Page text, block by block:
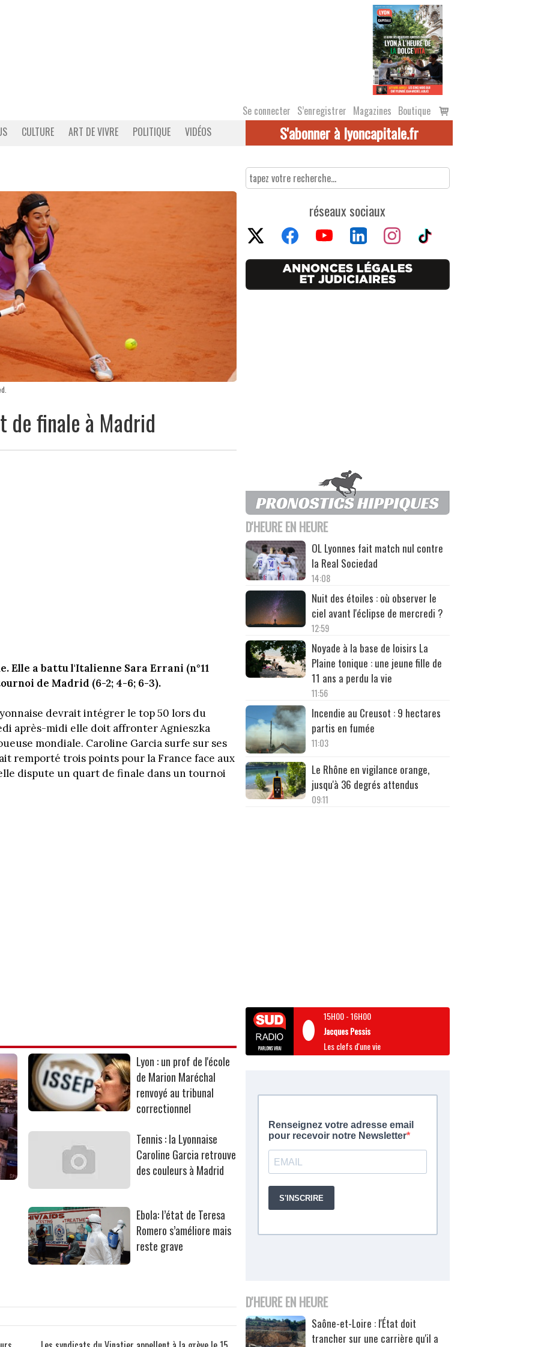
Se connecter S’enregistrer Magazines Boutique
Voir
le
CULTURE ART DE VIVRE POLITIQUE VIDÉOS S'abonner à lyoncapitale.fr
de finale à Madrid
Elle a battu l'Italienne Sara Errani (n°11
de Madrid (6-2; 4-6; 6-3).
devrait intégrer le top 50 lors du
après-midi elle doit affronter Agnieszka
mondiale. Caroline Garcia surfe sur ses
remporté trois points pour la France face aux
dispute un quart de finale dans un tournoi
Lyon : un prof de l'école
de Marion Maréchal
renvoyé au tribunal
correctionnel
Tennis : la Lyonnaise
Caroline Garcia retrouve
des couleurs à Madrid
Ebola: l’état de Teresa
Romero s’améliore mais
reste grave
réseaux sociaux
D'HEURE EN HEURE
OL Lyonnes fait match nul contre
la Real Sociedad
14:08
Nuit des étoiles : où observer le
ciel avant l'éclipse de mercredi ?
12:59
Noyade à la base de loisirs La
Plaine tonique : une jeune fille de
11 ans a perdu la vie
11:56
Incendie au Creusot : 9 hectares
partis en fumée
11:03
Le Rhône en vigilance orange,
jusqu'à 36 degrés attendus
09:11
15H00-16H00
Jacques Pessis
Les clefs d'une vie
D'HEURE EN HEURE
Saône-et-Loire : l'État doit
trancher sur une carrière qu'il a